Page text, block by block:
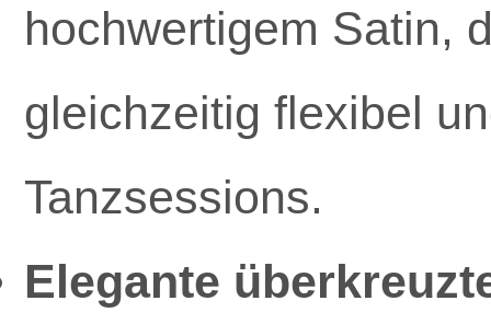
hochwertigem Satin,
gleichzeitig flexibel
Tanzsessions.
Elegante